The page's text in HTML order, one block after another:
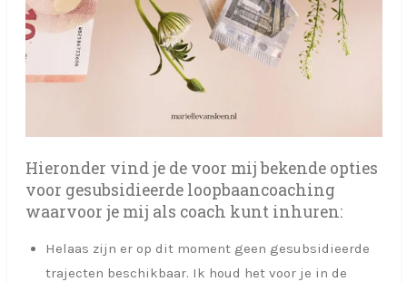
Hieronder vind je de voor mij bekende opties
voor gesubsidieerde loopbaancoaching
waarvoor je mij als coach kunt inhuren:
Helaas zijn er op dit moment geen gesubsidieerde
trajecten beschikbaar. Ik houd het voor je in de